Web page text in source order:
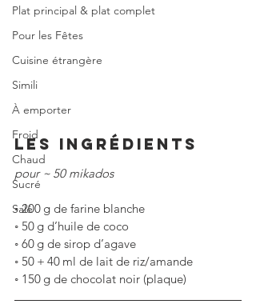
Plat principal & plat complet
Pour les Fêtes
Cuisine étrangère
Simili
À emporter
Froid
Chaud
Sucré
Salé
LES INGRÉDIENTS
pour ~ 50 mikados
◦ 200 g de farine blanche
◦ 50 g d’huile de coco
◦ 60 g de sirop d’agave
◦ 50 + 40 ml de lait de riz/amande
◦ 150 g de chocolat noir (plaque)